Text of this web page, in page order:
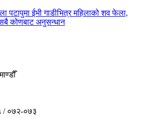
पटापुमा ईभी गाडीभित्र महिलाको शव फेला,
कोणबाट अनुसन्धान
/ ०७२-०७३